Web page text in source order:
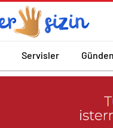
Servisler